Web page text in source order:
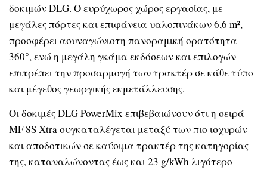
δοκιμών DLG. Ο ευρύχωρος χώρος εργασίας, με
μεγάλες πόρτες και επιφάνεια υαλοπινάκων 6,6 m²,
προσφέρει ασυναγώνιστη πανοραμική ορατότητα
360°, ενώ η μεγάλη γκάμα εκδόσεων και επιλογών
επιτρέπει την προσαρμογή των τρακτέρ σε κάθε τύπο
και μέγεθος γεωργικής εκμετάλλευσης.
Οι δοκιμές DLG PowerMix επιβεβαιώνουν ότι η σειρά
MF 8S Xtra συγκαταλέγεται μεταξύ των πιο ισχυρών
και αποδοτικών σε καύσιμα τρακτέρ της κατηγορίας
της, καταναλώνοντας έως και 23 g/kWh λιγότερο